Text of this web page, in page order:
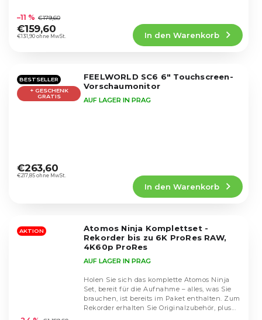
durchschnittliche
Produktbewertung
ist
Sternen.
€131,90 ohne MwSt.
–11 % €179,60
€159,60
In den Warenkorb
BESTSELLER
+ GESCHENK
GRATIS
FEELWORLD SC6 6" Touchscreen-
Vorschaumonitor
durchschnittliche
Produktbewertung
Sternen.
AUF LAGER IN PRAG
€217,85 ohne MwSt.
€263,60
In den Warenkorb
AKTION
Atomos Ninja Komplettset -
Rekorder bis zu 6K ProRes RAW,
4K60p ProRes
durchschnittliche
AUF LAGER IN PRAG
Holen Sie sich das komplette Atomos Ninja
Set, bereit für die Aufnahme – alles, was Sie
brauchen, ist bereits im Paket enthalten. Zum
Rekorder erhalten Sie Originalzubehör, plus...